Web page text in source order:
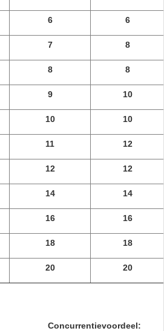
6 6
7 8
8 8
9 10
10 10
11 12
12 12
14 14
16 16
18 18
20 20
Concurrentievoordeel: